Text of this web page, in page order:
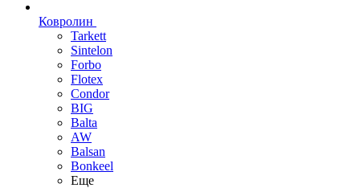
Ковролин
Tarkett
Sintelon
Forbo
Flotex
Condor
BIG
Balta
AW
Balsan
Bonkeel
Еще